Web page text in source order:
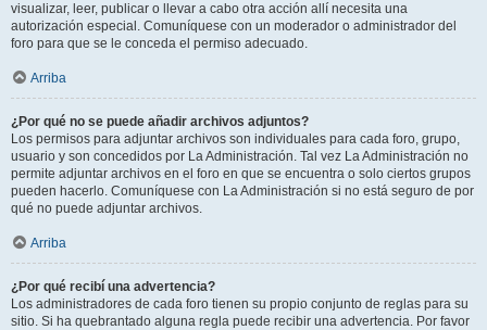
visualizar, leer, publicar o llevar a cabo otra acción allí necesita una
autorización especial. Comuníquese con un moderador o administrador del
foro para que se le conceda el permiso adecuado.
Arriba
¿Por qué no se puede añadir archivos adjuntos?
Los permisos para adjuntar archivos son individuales para cada foro, grupo,
usuario y son concedidos por La Administración. Tal vez La Administración no
permite adjuntar archivos en el foro en que se encuentra o solo ciertos grupos
pueden hacerlo. Comuníquese con La Administración si no está seguro de por
qué no puede adjuntar archivos.
Arriba
¿Por qué recibí una advertencia?
Los administradores de cada foro tienen su propio conjunto de reglas para su
sitio. Si ha quebrantado alguna regla puede recibir una advertencia. Por favor